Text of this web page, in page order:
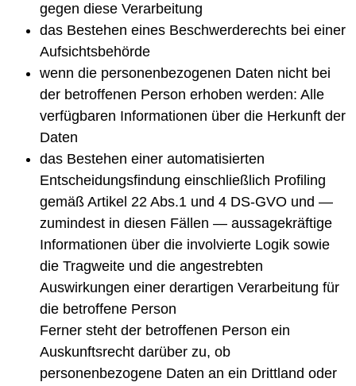
gegen diese Verarbeitung
das Bestehen eines Beschwerderechts bei einer
Aufsichtsbehörde
wenn die personenbezogenen Daten nicht bei
der betroffenen Person erhoben werden: Alle
verfügbaren Informationen über die Herkunft der
Daten
das Bestehen einer automatisierten
Entscheidungsfindung einschließlich Profiling
gemäß Artikel 22 Abs.1 und 4 DS-GVO und —
zumindest in diesen Fällen — aussagekräftige
Informationen über die involvierte Logik sowie
die Tragweite und die angestrebten
Auswirkungen einer derartigen Verarbeitung für
die betroffene Person
Ferner steht der betroffenen Person ein
Auskunftsrecht darüber zu, ob
personenbezogene Daten an ein Drittland oder